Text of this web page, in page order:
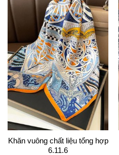
Khăn vuông chất liệu tổng hợp
6.11.6